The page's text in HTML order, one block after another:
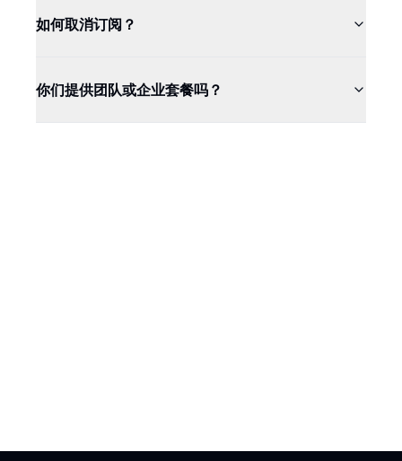
如何取消订阅？
你们提供团队或企业套餐吗？